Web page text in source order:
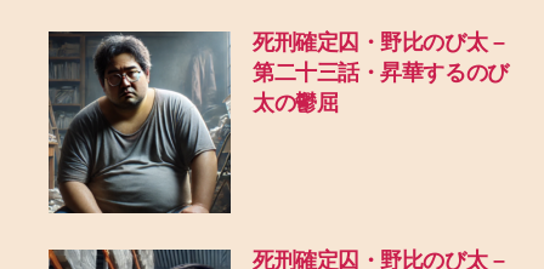
死刑確定囚・野比のび太 –
第二十三話・昇華するのび
太の鬱屈
死刑確定囚・野比のび太 –